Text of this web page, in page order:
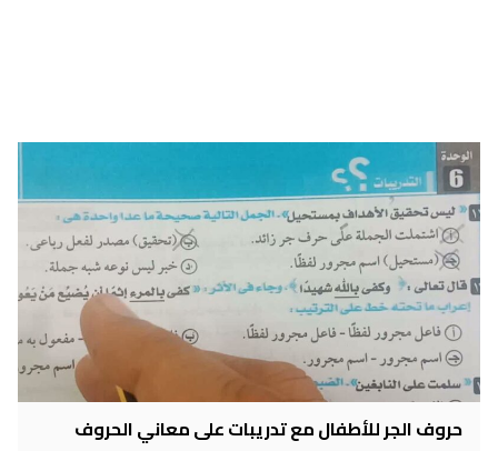
حروف الجر للأطفال مع تدريبات على معاني الحروف